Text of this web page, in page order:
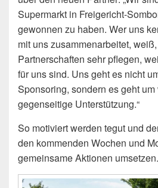
Supermarkt in Freigericht-
gewonnen zu haben. Wer uns
mit uns zusammenarbeitet,
Partnerschaften sehr pflegen,
für uns sind. Uns geht es nicht
Sponsoring, sondern es geht
gegenseitige Unterstützung.“
So motiviert werden tegut und
den kommenden Wochen und
gemeinsame Aktionen umsetzen.